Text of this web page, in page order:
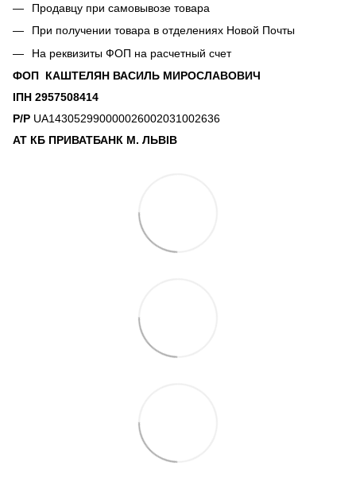
Продавцу при самовывозе товара
При получении товара в отделениях Новой Почты
На реквизиты ФОП на расчетный счет
ФОП КАШТЕЛЯН ВАСИЛЬ МИРОСЛАВОВИЧ
ІПН 2957508414
Р/Р UA143052990000026002031002636
АТ КБ ПРИВАТБАНК М. ЛЬВІВ